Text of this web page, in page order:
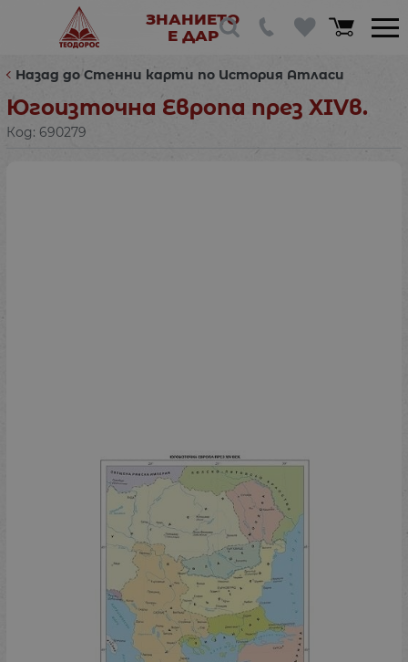
ЗНАНИЕТО
Е ДАР
Назад до Стенни карти по История Атласи
Югоизточна Европа през XIVв.
Код: 690279